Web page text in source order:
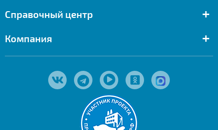
Справочный центр +
Компания +